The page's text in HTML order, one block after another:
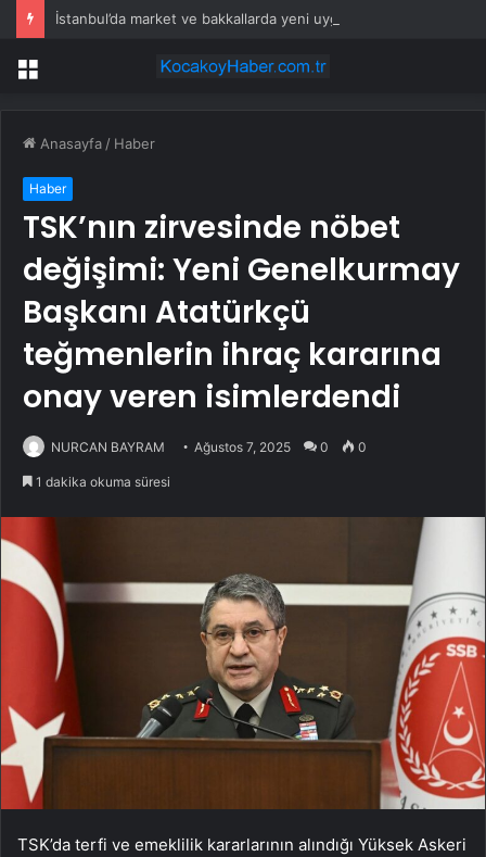
Menü
Anasayfa / Haber
Haber
TSK’nın zirvesinde nöbet
değişimi: Yeni Genelkurmay
Başkanı Atatürkçü
teğmenlerin ihraç kararına
onay veren isimlerdendi
NURCAN BAYRAM Ağustos 7, 2025 0 0
1 dakika okuma süresi
TSK’da terfi ve emeklilik kararlarının alındığı Yüksek Askeri